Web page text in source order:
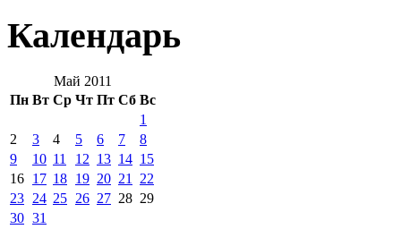
Календарь
Май 2011
Пн Вт Ср Чт Пт Сб Вс
1
2
3 4 5 6 7
8
9
10 11 12 13 14 15
16 17 18 19 20 21
22
23 24 25 26 27 28 29
30 31